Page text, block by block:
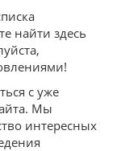
найти здесь
с уже
Мы
интересных